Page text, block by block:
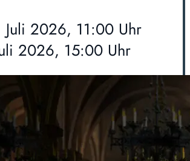
Juli 2026, 11:00 Uhr
2026, 15:00 Uhr